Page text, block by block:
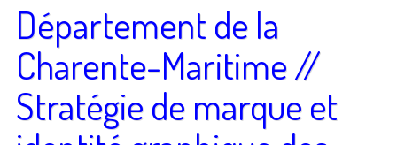
Département de la
Charente-Maritime //
Stratégie de marque et